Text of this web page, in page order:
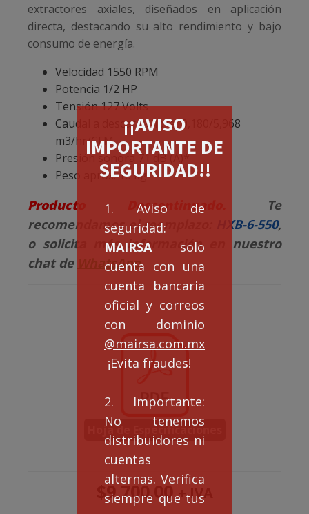
¡¡AVISO
IMPORTANTE DE
SEGURIDAD!!
1. Aviso de
seguridad:
MAIRSA solo
cuenta con una
cuenta bancaria
oficial y correos
con dominio
@mairsa.com.mx
¡Evita fraudes!
2. Importante:
No tenemos
distribuidores ni
cuentas
alternas. Verifica
siempre que tus
extractores axiales, diseñados en aplicación
directa, destacando su alto rendimiento y bajo
consumo de energía.
Velocidad 1550 RPM
Potencia 1/2 HP
Tensión 127 Volts
Caudal a descarga libre10,180/5,968
m3/hr/CFM
Presión sonora 71 dB (A)*
Peso aprox. 18 kg
Producto Descontinuado.
Te
recomendamos el reemplazo:
HXB-6-550,
o solicita más información en nuestro
chat de
WhatsApp.
Hoja de Especificaciones
$9,700.00 + IVA